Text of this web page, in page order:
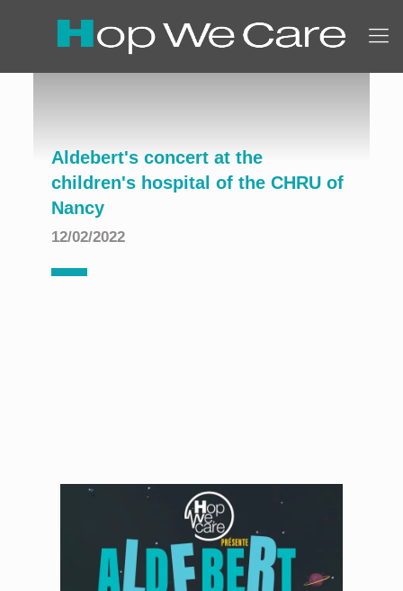
Aldebert's concert at the
children's hospital of the CHRU of
Nancy
12/02/2022